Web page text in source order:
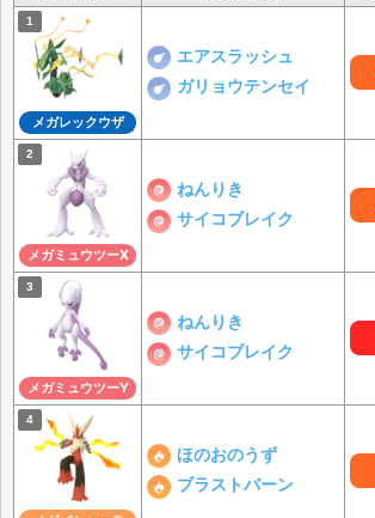
メガレックウザ
エアスラッシュ
ガリョウテンセイ
メガミュウツーX
ねんりき
サイコブレイク
メガミュウツーY
ねんりき
サイコブレイク
ほのおのうず
ブラストバーン